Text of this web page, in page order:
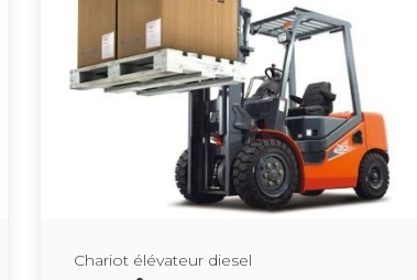
Cha­riot élé­va­teur die­sel